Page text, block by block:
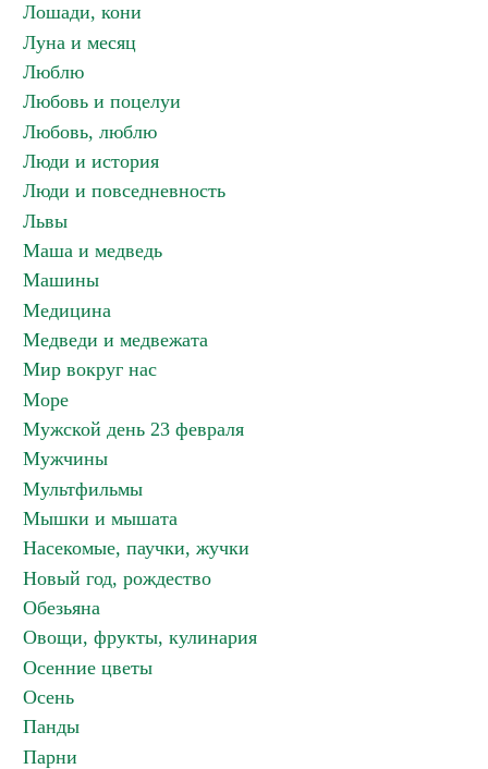
Лошади, кони
Луна и месяц
Люблю
Любовь и поцелуи
Любовь, люблю
Люди и история
Люди и повседневность
Львы
Маша и медведь
Машины
Медицина
Медведи и медвежата
Мир вокруг нас
Море
Мужской день 23 февраля
Мужчины
Мультфильмы
Мышки и мышата
Насекомые, паучки, жучки
Новый год, рождество
Обезьяна
Овощи, фрукты, кулинария
Осенние цветы
Осень
Панды
Парни